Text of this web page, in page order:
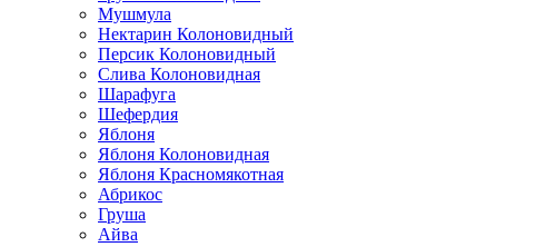
Мушмула
Нектарин Колоновидный
Персик Колоновидный
Слива Колоновидная
Шарафуга
Шефердия
Яблоня
Яблоня Колоновидная
Яблоня Красномякотная
Абрикос
Груша
Айва